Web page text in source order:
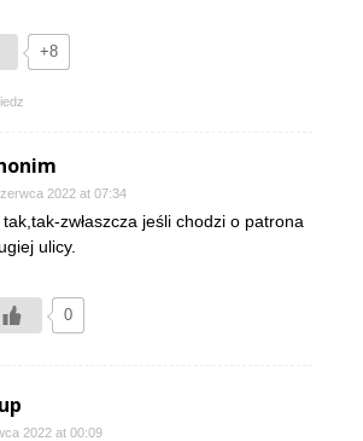
+8
2022 at 07:34
tak,tak-zwłaszcza jeśli chodzi o patrona
ulicy.
0
2022 at 00:09